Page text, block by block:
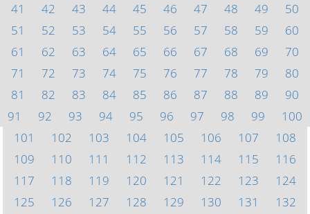
41
42 43 44 45 46 47 48 49
50
51
52 53 54 55 56 57 58 59
60
61
62 63 64 65 66 67 68 69
70
71
72 73 74 75 76 77 78 79
80
81
82 83 84 85 86 87 88 89
90
91
92 93 94 95 96 97 98 99
100
101
102 103 104 105 106 107
108
109
110 111 112 113 114 115
116
117
118 119 120 121 122 123
124
125
126 127 128 129 130 131
132